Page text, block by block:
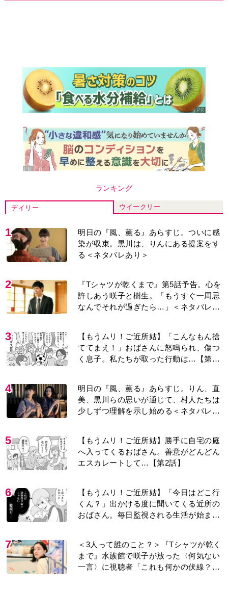
ランキング
デイリー ウイークリー
1
明日の『風、薫る』あらすじ。ついに感
染が収束。黒川は、りんにある提案をす
る＜ネタバレあり＞
2
『Tシャツが乾くまで』第5話予告。心を
許しあう咲子と樹生。「もうすぐ一周忌
なんでそれが過ぎたら…」＜ネタバレあ
3
【もうムリ！ご近所姑】「こんなもん捨
ててまえ！」おばさんに怒鳴られ、傷つ
く息子。私たちが取った行動は…【第3
4
明日の『風、薫る』あらすじ。りん、直
美、黒川らの思いが通じて、村人たちは
少しずつ理解を示し始める＜ネタバレあ
5
【もうムリ！ご近所姑】勝手に自宅の庭
へ入ってくるおばさん。善意がどんどん
エスカレートして…【第2話】
6
【もうムリ！ご近所姑】「今日はどこ行
くん？」出かける度に聞いてくる近所の
おばさん。毎日監視される生活が始ま
7
＜3人って誰のこと？＞『Tシャツが乾く
まで』水族館で咲子が放った〈何気ない
一言〉に視聴者「これも何かの伏線？」